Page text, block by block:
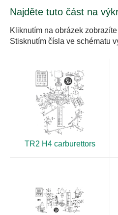
Najděte tuto část na
Kliknutím na obrázek
Stisknutím čísla ve schématu
TR2 H4 carburettors